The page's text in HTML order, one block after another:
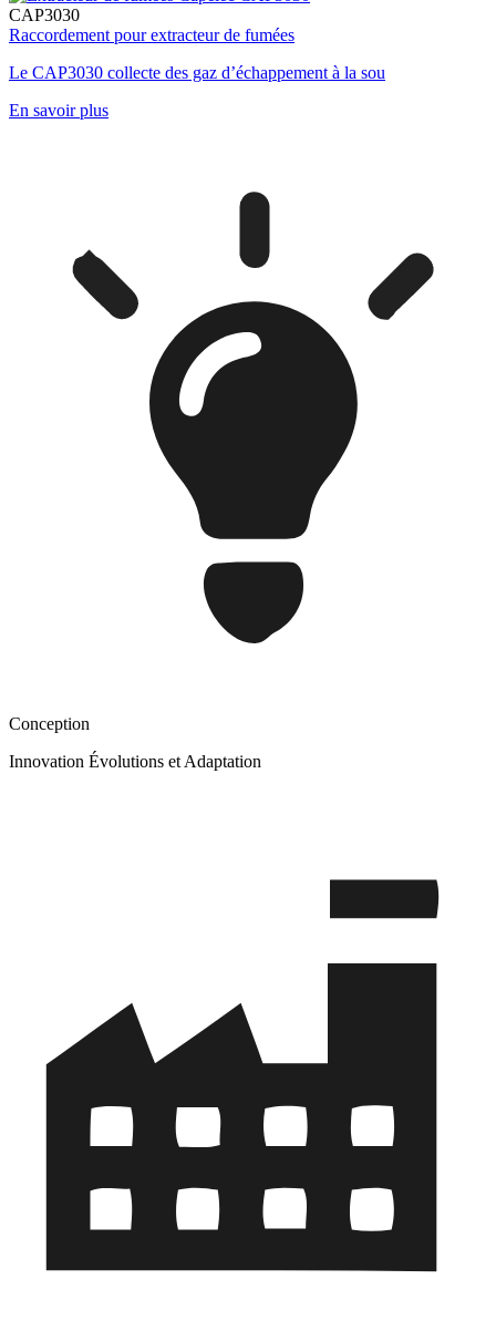
CAP3030
Raccordement pour extracteur de fumées
Le CAP3030 collecte des gaz d’échappement à la sou
En savoir plus
Conception
Innovation Évolutions et Adaptation